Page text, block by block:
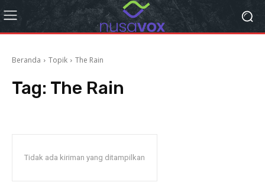
Beranda Topik The Rain
Tag: The Rain
Tidak ada kiriman yang ditampilkan